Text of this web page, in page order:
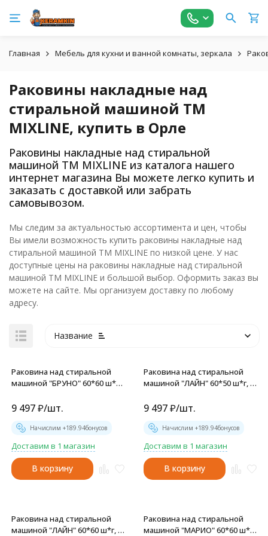
Главная Мебель для кухни и ванной комнаты, зеркала
Раковины накладные над
стиральной машиной ТМ
MIXLINE, купить в Орле
Раковины накладные над стиральной
машиной ТМ MIXLINE из каталога нашего
интернет магазина Вы можете легко купить и
заказать с доставкой или забрать
самовывозом.
Мы следим за актуальностью ассортимента и цен, чтобы
Вы имели возможность купить раковины накладные над
стиральной машиной ТМ MIXLINE по низкой цене. У нас
доступные цены на раковины накладные над стиральной
машиной ТМ MIXLINE и большой выбор. Оформить заказ вы
можете на сайте. Мы организуем доставку по любому
адресу.
Название
Раковина над стиральной
машиной "БРУНО" 60*60 ш*г,
БП-00006543
9 497₽/шт.
Начислим +189.94бонусов
Доставим в 1 магазин
В корзину
Раковина над стиральной
машиной "ЛАЙН" 60*50 ш*г, с
БП-00006546
9 497₽/шт.
Начислим +189.94бонусов
Доставим в 1 магазин
В корзину
Раковина над стиральной
машиной "ЛАЙН" 60*60 ш*г, с
Раковина над стиральной
машиной "МАРИО" 60*60 ш*г,